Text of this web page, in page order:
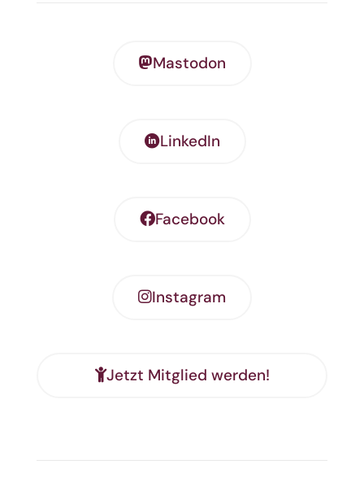
Mastodon
LinkedIn
Facebook
Instagram
Jetzt Mitglied werden!